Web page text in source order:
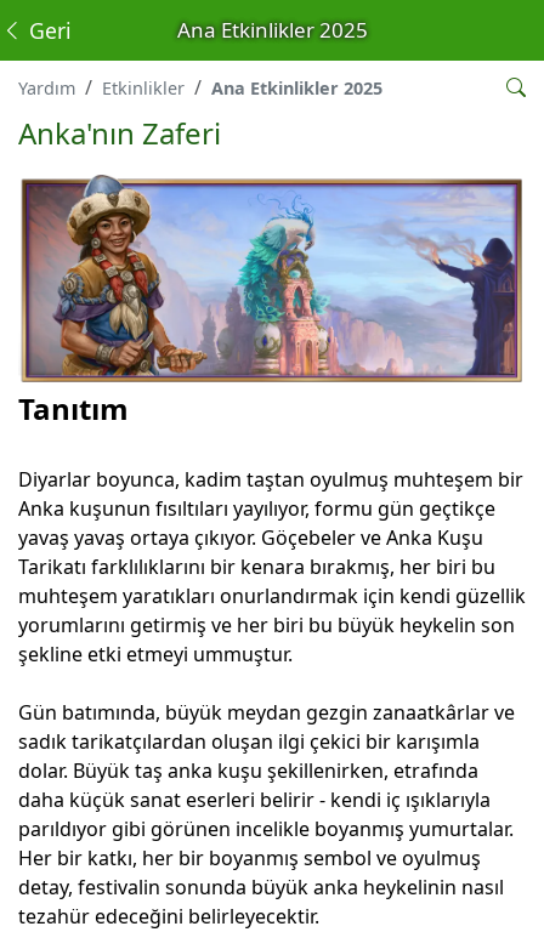
Ana Etkinlikler 2025
Geri
Yardım Etkinlikler Ana Etkinlikler 2025
Anka'nın Zaferi
Tanıtım
Diyarlar boyunca, kadim taştan oyulmuş muhteşem bir
Anka kuşunun fısıltıları yayılıyor, formu gün geçtikçe
yavaş yavaş ortaya çıkıyor. Göçebeler ve Anka Kuşu
Tarikatı farklılıklarını bir kenara bırakmış, her biri bu
muhteşem yaratıkları onurlandırmak için kendi güzellik
yorumlarını getirmiş ve her biri bu büyük heykelin son
şekline etki etmeyi ummuştur.
Gün batımında, büyük meydan gezgin zanaatkârlar ve
sadık tarikatçılardan oluşan ilgi çekici bir karışımla
dolar. Büyük taş anka kuşu şekillenirken, etrafında
daha küçük sanat eserleri belirir - kendi iç ışıklarıyla
parıldıyor gibi görünen incelikle boyanmış yumurtalar.
Her bir katkı, her bir boyanmış sembol ve oyulmuş
detay, festivalin sonunda büyük anka heykelinin nasıl
tezahür edeceğini belirleyecektir.